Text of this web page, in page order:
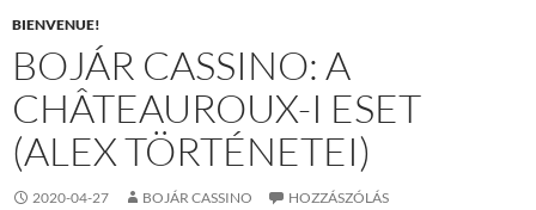
BIENVENUE!
BOJÁR CASSINO: A
CHÂTEAUROUX-I ESET
(ALEX TÖRTÉNETEI)
2020-04-27 BOJÁR CASSINO HOZZÁSZÓLÁS